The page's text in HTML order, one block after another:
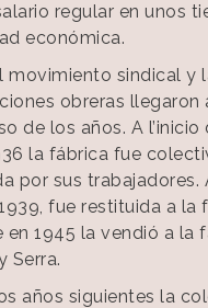
regular en unos
económica.
movimiento sindical y
obreras llegaron
de los años. A l’inicio
la fábrica fue
por sus trabajadores.
fue restituida a la
en 1945 la vendió a la
Serra.
años siguientes la